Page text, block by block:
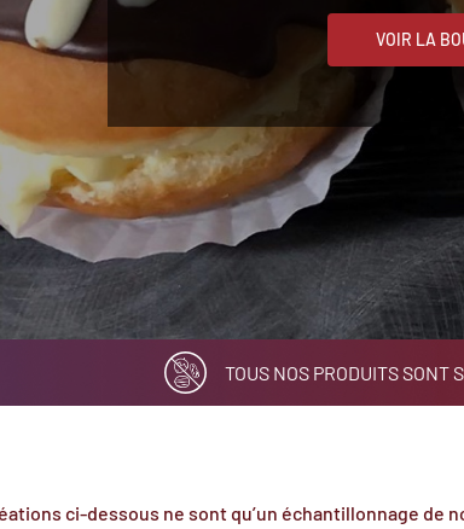
VOIR LA
TOUS NOS PRODUITS SONT
ci-dessous ne sont qu’un échantillonnage de